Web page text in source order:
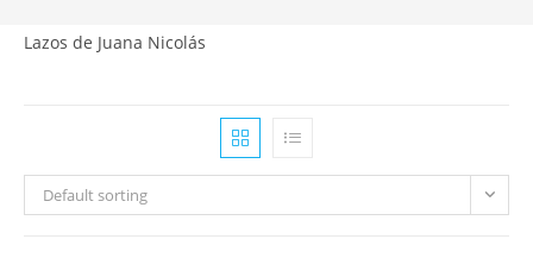
Lazos de Juana Nicolás
Default sorting